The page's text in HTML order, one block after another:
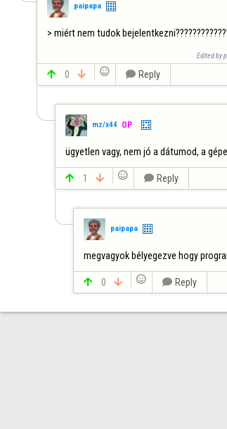
paipapa
> miért nem tudok
Edited by
 0    Reply
mz/x44 OP
ügyetlen vagy, nem jó a dátumod, a
 1    Reply
paipapa
megvagyok bélyegezve hogy
 0    Reply